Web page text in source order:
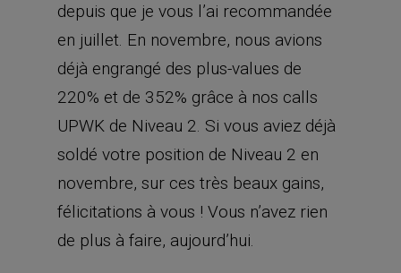
depuis que je vous l’ai recommandée
en juillet. En novembre, nous avions
déjà engrangé des plus-values de
220% et de 352% grâce à nos calls
UPWK de Niveau 2. Si vous aviez déjà
soldé votre position de Niveau 2 en
novembre, sur ces très beaux gains,
félicitations à vous ! Vous n’avez rien
de plus à faire, aujourd’hui.